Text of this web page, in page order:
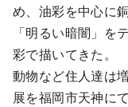
め、油彩を中心に
「明るい暗闇」を
彩で描いてきた。
動物など住人達は
展を福岡市天神にて